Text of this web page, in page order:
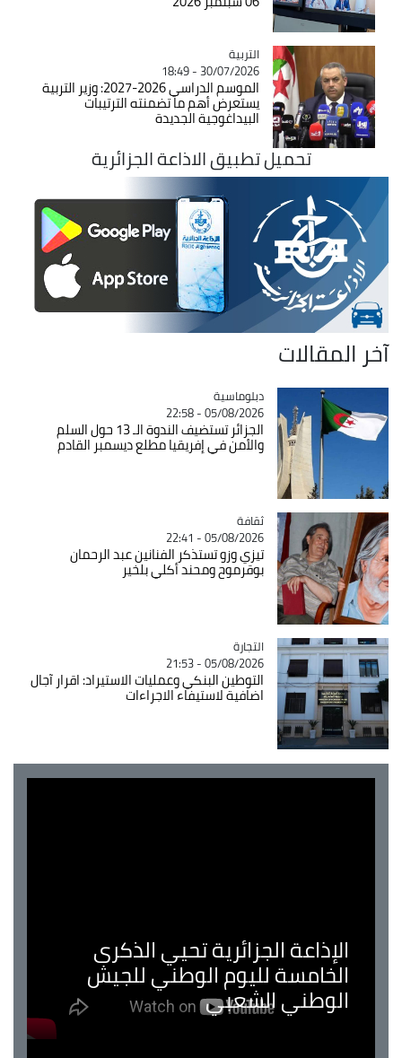
Catégorie
التربية
30/07/2026 - 18:49
الموسم الدراسي 2026-2027: وزير التربية
يستعرض أهم ما تضمنته الترتيبات
البيداغوجية الجديدة
تحميل تطبيق الاذاعة الجزائرية
آخر المقالات
Catégorie
دبلوماسية
05/08/2026 - 22:58
الجزائر تستضيف الندوة الـ 13 حول السلم
والأمن في إفريقيا مطلع ديسمبر القادم
Catégorie
ثقافة
05/08/2026 - 22:41
تيزي وزو تستذكر الفنانين عبد الرحمان
بوقرموح ومحند أكلي بلخير
Catégorie
التجارة
05/08/2026 - 21:53
التوطين البنكي وعمليات الاستيراد: اقرار آجال
اضافية لاستيفاء الاجراءات
الإذاعة الجزائرية تحيي الذكرى
الخامسة لليوم الوطني للجيش
الوطني الشعبي